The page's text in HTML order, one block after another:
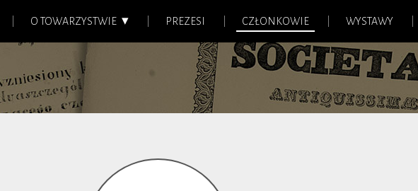
O TOWARZYSTWIE PREZESI CZŁONKOWIE WYSTAWY